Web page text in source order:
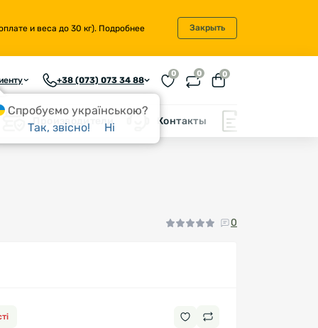
и веса до 30 кг). Подробнее Закрыть
+38 (073) 073 34 88
0 0 0
Производители Контакты
0
Спробуємо українською?
Так, звісно!
Ні